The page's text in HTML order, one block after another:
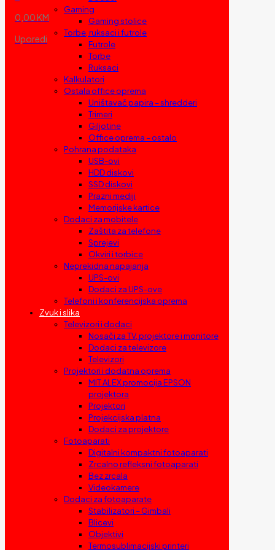
0,00 KM
Uporedi
Gaming
Gaming stolice
Torbe, ruksaci i futrole
Futrole
Torbe
Ruksaci
Kalkulatori
Ostala office oprema
Uništavač papira – shredderi
Trimeri
Giljotine
Office oprema – ostalo
Pohrana podataka
USB-ovi
HDD diskovi
SSD diskovi
Prazni mediji
Memorijske kartice
Dodaci za mobitele
Zaštita za telefone
Sprejevi
Okviri i torbice
Neprekidna napajanja
UPS-ovi
Dodaci za UPS-ove
Telefoni i konferencijska oprema
Zvuk i slika
Televizori i dodaci
Nosači za TV, projektore i monitore
Dodaci za televizore
Televizori
Projektori i dodatna oprema
MIT ALEX promocija EPSON
projektora
Projektori
Projekcijska platna
Dodaci za projektore
Fotoaparati
Digitalni kompaktni fotoaparati
Zrcalno refleksni fotoaparati
Bez zrcala
Videokamere
Dodaci za fotoaparate
Stabilizatori – Gimbali
Blicevi
Objektivi
Termosublimacijski printeri